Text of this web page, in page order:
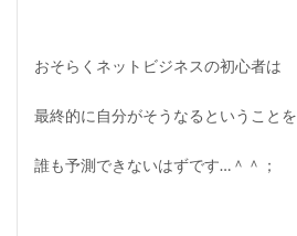
おそらくネットビジネスの初心者は
最終的に自分がそうなるということを
誰も予測できないはずです…＾＾；